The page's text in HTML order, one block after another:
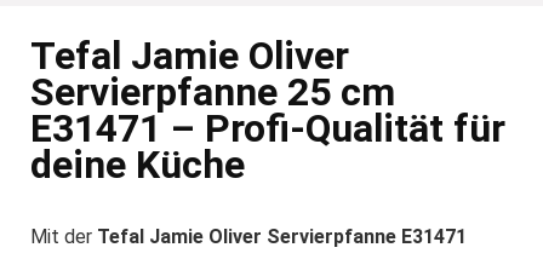
Tefal Jamie Oliver
Servierpfanne 25 cm
E31471 – Profi-Qualität für
deine Küche
Mit der Tefal Jamie Oliver Servierpfanne E31471